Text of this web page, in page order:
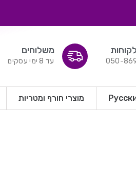
050-
משלוחים
עד 8 ימי עסקים
מוצרי חורף ומטריות